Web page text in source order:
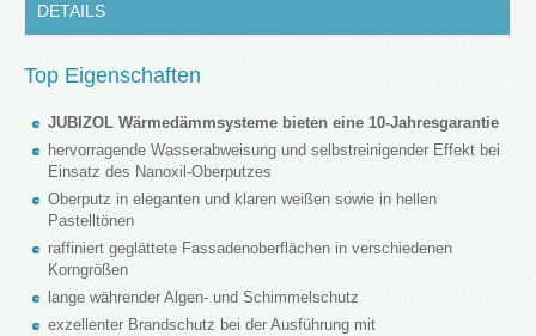
DETAILS
Top Eigenschaften
JUBIZOL Wärmedämmsysteme bieten eine 10-Jahresgarantie
hervorragende Wasserabweisung und selbstreinigender Effekt bei
Einsatz des Nanoxil-Oberputzes
Oberputz in eleganten und klaren weißen sowie in hellen
Pastelltönen
raffiniert geglättete Fassadenoberflächen in verschiedenen
Korngrößen
lange währender Algen- und Schimmelschutz
exzellenter Brandschutz bei der Ausführung mit